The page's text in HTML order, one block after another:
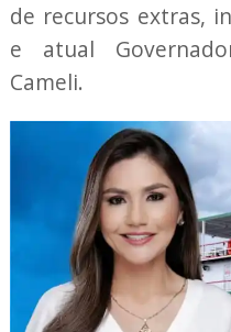
de recursos extras,
e atual
Cameli.